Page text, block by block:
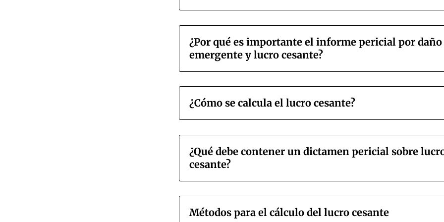
¿Por qué es importante el informe pericial por daño
emergente y lucro cesante?
¿Cómo se calcula el lucro cesante?
¿Qué debe contener un dictamen pericial sobre
cesante?
Métodos para el cálculo del lucro cesante